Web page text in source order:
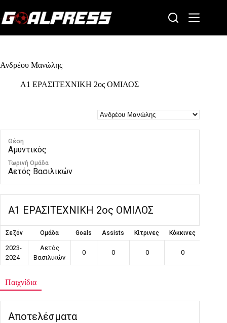
to
content
Ανδρέου Μανώλης
Α1 ΕΡΑΣΙΤΕΧΝΙΚΗ 2ος ΟΜΙΛΟΣ
Θέση
Αμυντικός
Τωρινή Ομάδα
Αετός Βασιλικών
Α1 ΕΡΑΣΙΤΕΧΝΙΚΗ 2ος ΟΜΙΛΟΣ
Σεζόν Ομάδα Goals Assists Κίτρινες Κόκκινες
2023-
2024
Αετός
Βασιλικών
0 0 0 0
Παιχνίδια
Αποτελέσματα